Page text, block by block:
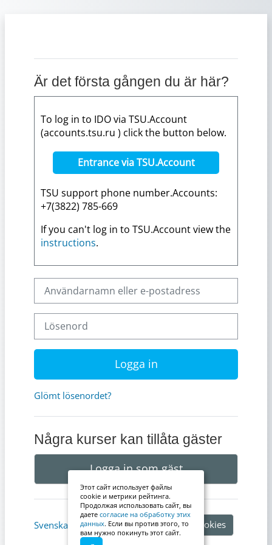
Är det första gången du är här?
To log in to IDO via TSU.Account
(accounts.tsu.ru ) click the button below.
Entrance via TSU.Account
TSU support phone number.Accounts:
+7(3822) 785-669
If you can't log in to TSU.Account view the
instructions.
Logga in
Glömt lösenordet?
Några kurser kan tillåta gäster
Logga in som gäst
Svenska ‎(sv)‎ Information om cookies
Этот сайт использует файлы
cookie и метрики рейтинга.
Продолжая использовать сайт, вы
даете согласие на обработку этих
данных. Если вы против этого, то
вам нужно покинуть этот сайт.